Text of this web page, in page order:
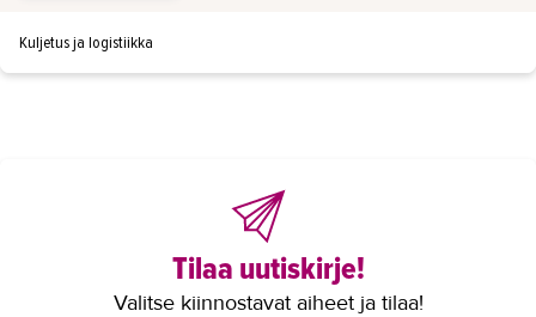
Kuljetus ja logistiikka
Tilaa uutiskirje!
Valitse kiinnostavat aiheet ja tilaa!